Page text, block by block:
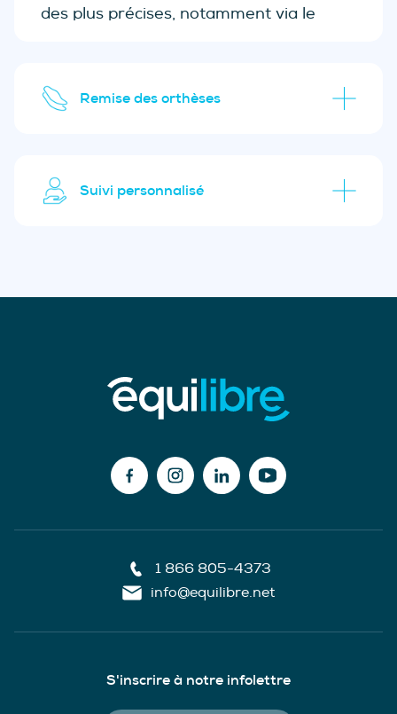
des plus précises, notamment via le
plus optimal pour vous.
Remise des orthèses
Suivi personnalisé
1 866 805-4373
info@equilibre.net
S'inscrire à notre infolettre